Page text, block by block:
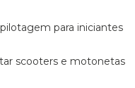
pilotagem para iniciantes
scooters e motonetas